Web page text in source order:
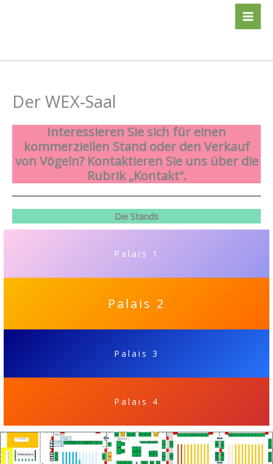
Der WEX-Saal
Interessieren Sie sich für einen
kommerziellen Stand oder den Verkauf
von Vögeln? Kontaktieren Sie uns über die
Rubrik „Kontakt“.
Die Stands
Palais 1
Palais 2
Palais 3
Palais 4